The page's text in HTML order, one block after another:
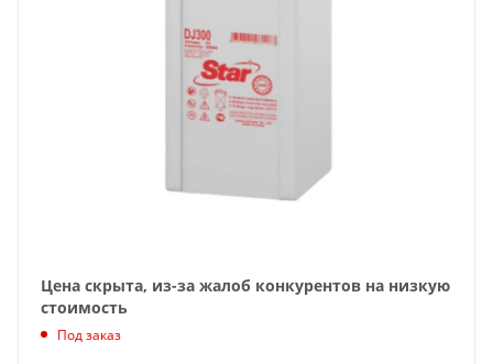
Цена скрыта, из-за жалоб конкурентов на низкую
стоимость
Под заказ